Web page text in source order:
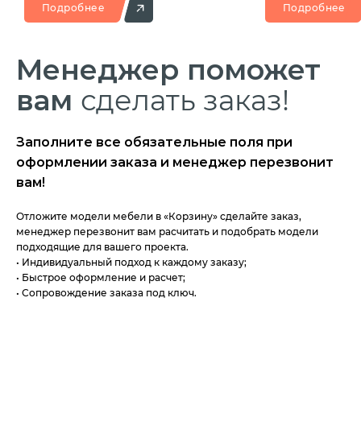
Подробнее Подробнее
Менеджер поможет
вам сделать заказ!
Заполните все обязательные поля при
оформлении заказа и менеджер перезвонит
вам!
Отложите модели мебели в «Корзину» сделайте заказ,
менеджер перезвонит вам расчитать и подобрать модели
подходящие для вашего проекта.
• Индивидуальный подход к каждому заказу;
• Быстрое оформление и расчет;
• Сопровождение заказа под ключ.